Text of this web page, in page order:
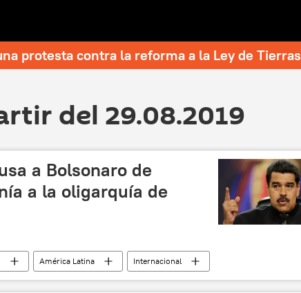
protesta contra la reforma a la Ley de Tierras
del 29.08.2019
a Bolsonaro de
a la oligarquía de
América Latina
Internacional
amazonía Brasil
Venezuela